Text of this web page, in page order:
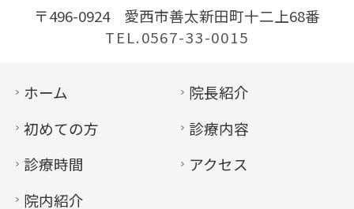
〒496-0924
愛西市善太新田町十二上68番
TEL.0567-33-0015
ホーム
院長紹介
初めての方
診療内容
診療時間
アクセス
院内紹介